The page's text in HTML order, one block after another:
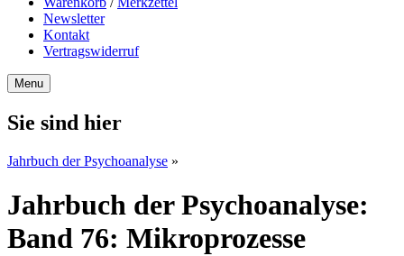
Newsletter
Kontakt
Vertragswiderruf
Menu
Sie sind hier
Jahrbuch der Psychoanalyse »
Jahrbuch der Psychoanalyse:
Band 76: Mikroprozesse